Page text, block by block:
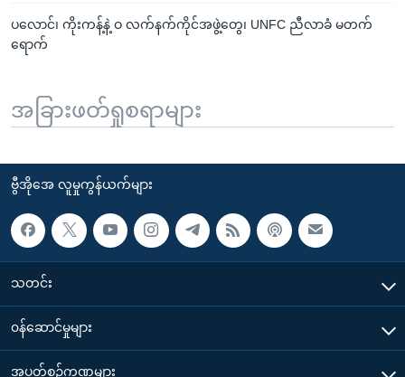
ပလောင်၊ ကိုးကန့်နဲ့ ဝ လက်နက်ကိုင်အဖွဲ့တွေ၊ UNFC ညီလာခံ မတက်
ရောက်
အခြားဖတ်ရှုစရာများ
ဗွီအိုအေ လူမှုကွန်ယက်များ
သတင်း
၀န်ဆောင်မှုများ
အပတ်စဉ်ကဏ္ဍများ